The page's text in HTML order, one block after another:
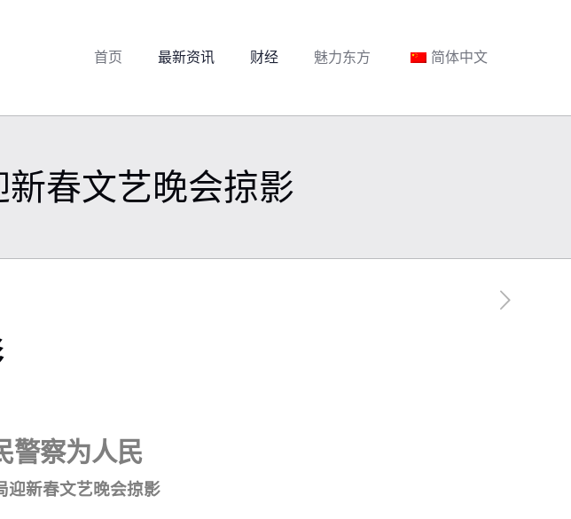
首页 最新资讯 财经 魅力东方 简体中文
春文艺晚会掠影
警察为人民
新春文艺晚会掠影